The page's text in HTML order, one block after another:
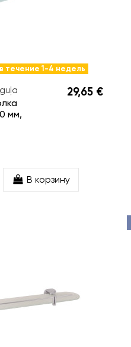
течение 1-4 недель
мм,
29,65 €
В корзину